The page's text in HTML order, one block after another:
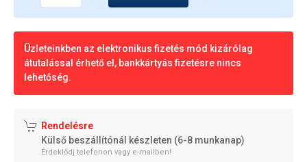
Üzleteinkben az elektronikus fizetés mód kizárólag
átutalással érhető el, bankkártyás fizetésre nincs
lehetőség.
Rendelésre
Külső beszállítónál készleten (6-8 munkanap)
Érdeklődj telefonon vagy e-mailben!